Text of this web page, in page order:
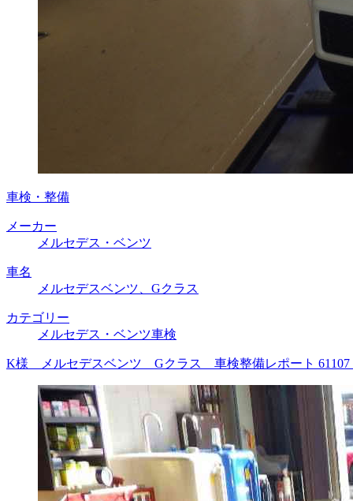
車検・整備
メーカー
メルセデス・ベンツ
車名
メルセデスベンツ、Gクラス
カテゴリー
メルセデス・ベンツ車検
K様 メルセデスベンツ Gクラス 車検整備レポート 61107